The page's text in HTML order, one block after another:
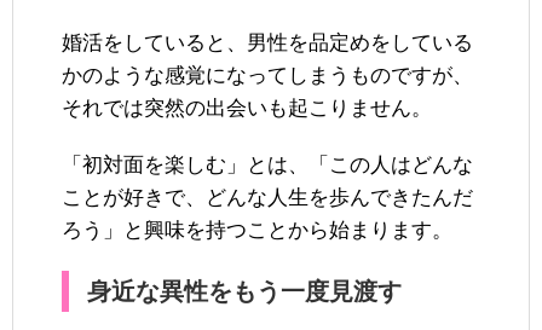
婚活をしていると、男性を品定めをしている
かのような感覚になってしまうものですが、
それでは突然の出会いも起こりません。
「初対面を楽しむ」とは、「この人はどんな
ことが好きで、どんな人生を歩んできたんだ
ろう」と興味を持つことから始まります。
身近な異性をもう一度見渡す